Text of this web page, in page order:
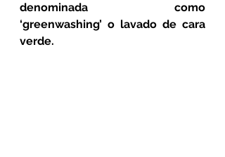
denominada como
‘greenwashing’ o lavado de cara
verde.